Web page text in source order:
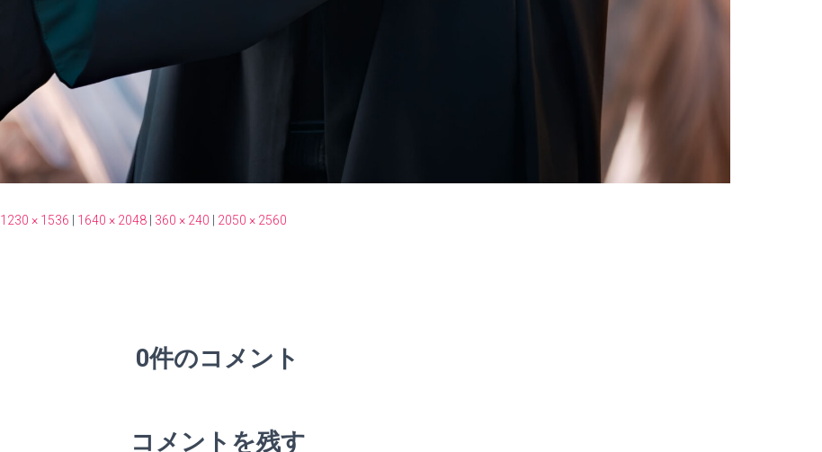
1230 × 1536 1640 × 2048 360 × 240 2050 × 2560
0件のコメント
コメントを残す